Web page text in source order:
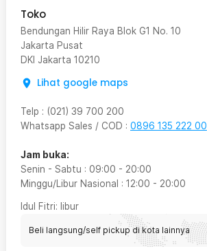
Toko
Bendungan Hilir Raya Blok G1 No. 10
Jakarta Pusat
DKI Jakarta 10210
Lihat google maps
Telp : (021) 39 700 200
Whatsapp Sales / COD : 0896 135 222 00
Jam buka:
Senin - Sabtu : 09:00 - 20:00
Minggu/Libur Nasional : 12:00 - 20:00
Idul Fitri: libur
Beli langsung/self pickup di kota lainnya